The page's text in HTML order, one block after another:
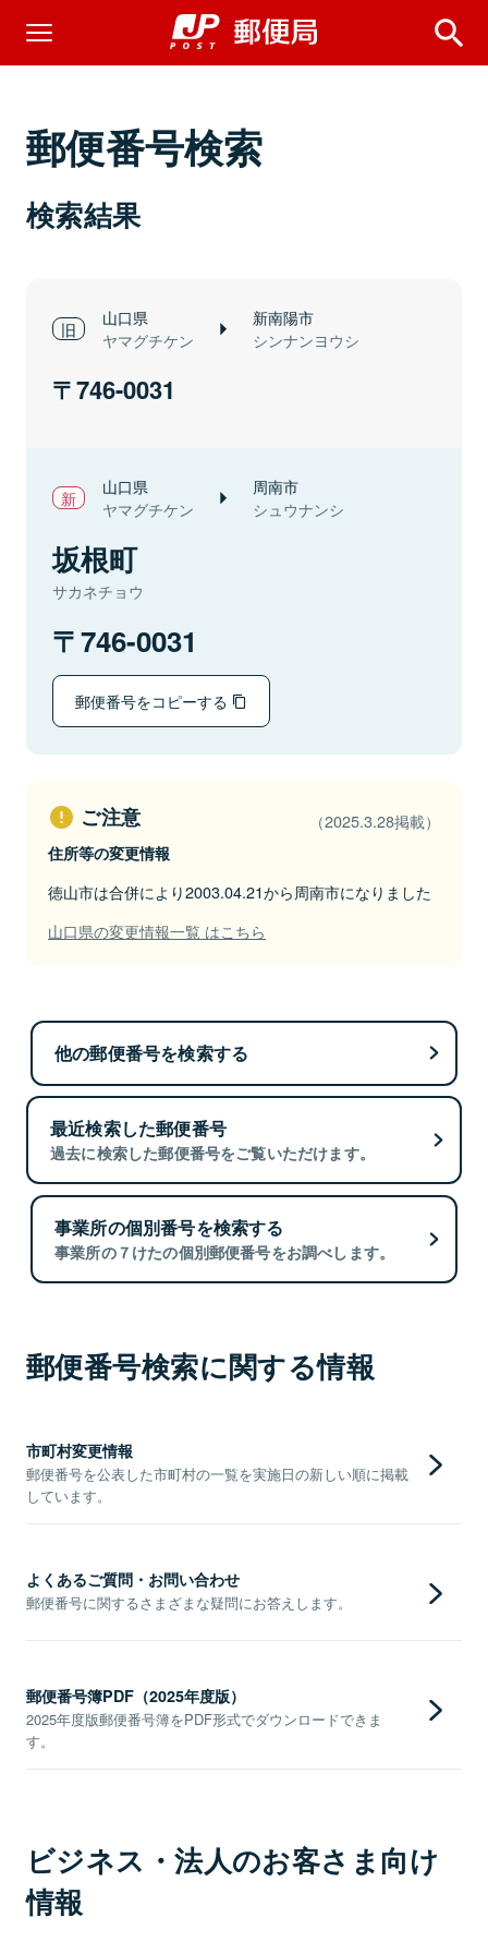
郵便番号検索
検索結果
山口県
ヤマグチケン
新南陽市
シンナンヨウシ
746-0031
山口県
ヤマグチケン
周南市
シュウナンシ
坂根町
サカネチョウ
746-0031
郵便番号をコピーする
ご注意 （2025.3.28掲載）
住所等の変更情報
徳山市は合併により2003.04.21から周南市になりました
山口県の変更情報一覧 はこちら
他の郵便番号を検索する
最近検索した郵便番号
過去に検索した郵便番号をご覧いただけます。
事業所の個別番号を検索する
事業所の７けたの個別郵便番号をお調べします。
郵便番号検索に関する情報
市町村変更情報
郵便番号を公表した市町村の一覧を実施日の新しい順に掲載
しています。
よくあるご質問・お問い合わせ
郵便番号に関するさまざまな疑問にお答えします。
郵便番号簿PDF（2025年度版）
2025年度版郵便番号簿をPDF形式でダウンロードできま
す。
ビジネス・法人のお客さま向け
情報